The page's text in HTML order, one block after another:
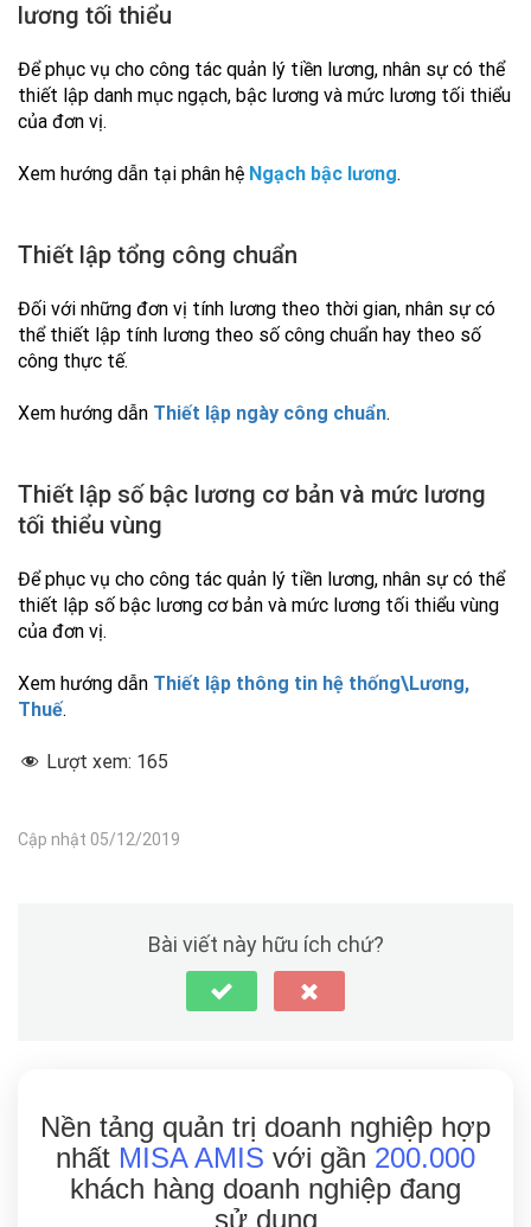
lương tối thiểu
Để phục vụ cho công tác quản lý tiền lương, nhân sự có thể
thiết lập danh mục ngạch, bậc lương và mức lương tối thiểu
của đơn vị.
Xem hướng dẫn tại phân hệ Ngạch bậc lương.
Thiết lập tổng công chuẩn
Đối với những đơn vị tính lương theo thời gian, nhân sự có
thể thiết lập tính lương theo số công chuẩn hay theo số
công thực tế.
Xem hướng dẫn Thiết lập ngày công chuẩn.
Thiết lập số bậc lương cơ bản và mức lương
tối thiểu vùng
Để phục vụ cho công tác quản lý tiền lương, nhân sự có thể
thiết lập số bậc lương cơ bản và mức lương tối thiểu vùng
của đơn vị.
Xem hướng dẫn Thiết lập thông tin hệ thống\Lương,
Thuế.
Lượt xem: 165
Cập nhật 05/12/2019
Bài viết này hữu ích chứ?
Nền tảng quản trị doanh nghiệp hợp
nhất MISA AMIS với gần 200.000
khách hàng doanh nghiệp đang
sử dụng